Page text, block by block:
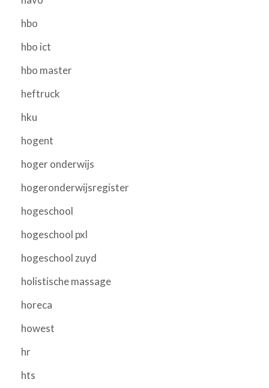
hbo
hbo ict
hbo master
heftruck
hku
hogent
hoger onderwijs
hogeronderwijsregister
hogeschool
hogeschool pxl
hogeschool zuyd
holistische massage
horeca
howest
hr
hts